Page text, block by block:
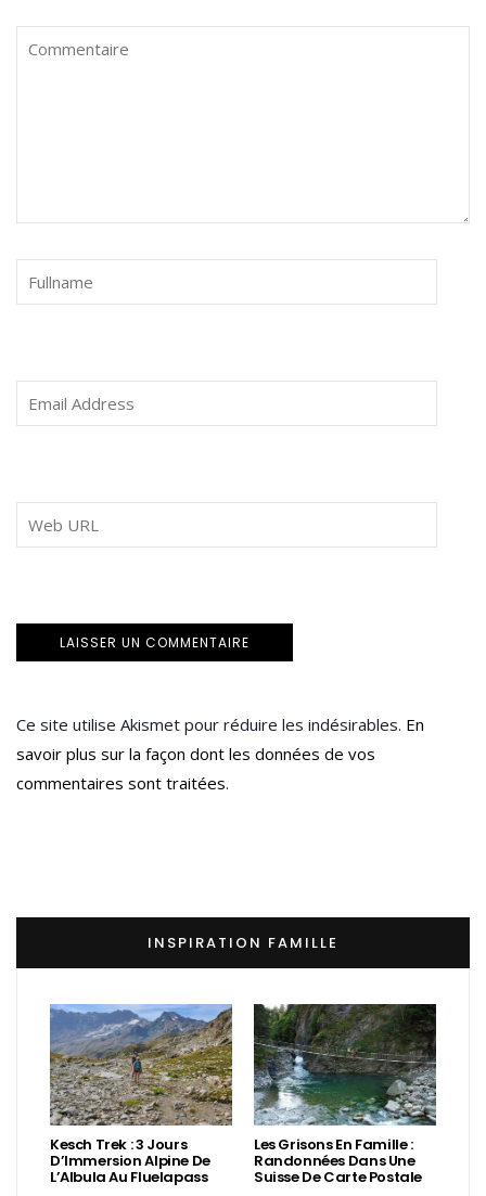
Ce site utilise Akismet pour réduire les indésirables. En
savoir plus sur la façon dont les données de vos
commentaires sont traitées.
INSPIRATION FAMILLE
Kesch Trek : 3 Jours
D’Immersion Alpine De
L’Albula Au Fluelapass
Les Grisons En Famille :
Randonnées Dans Une
Suisse De Carte Postale